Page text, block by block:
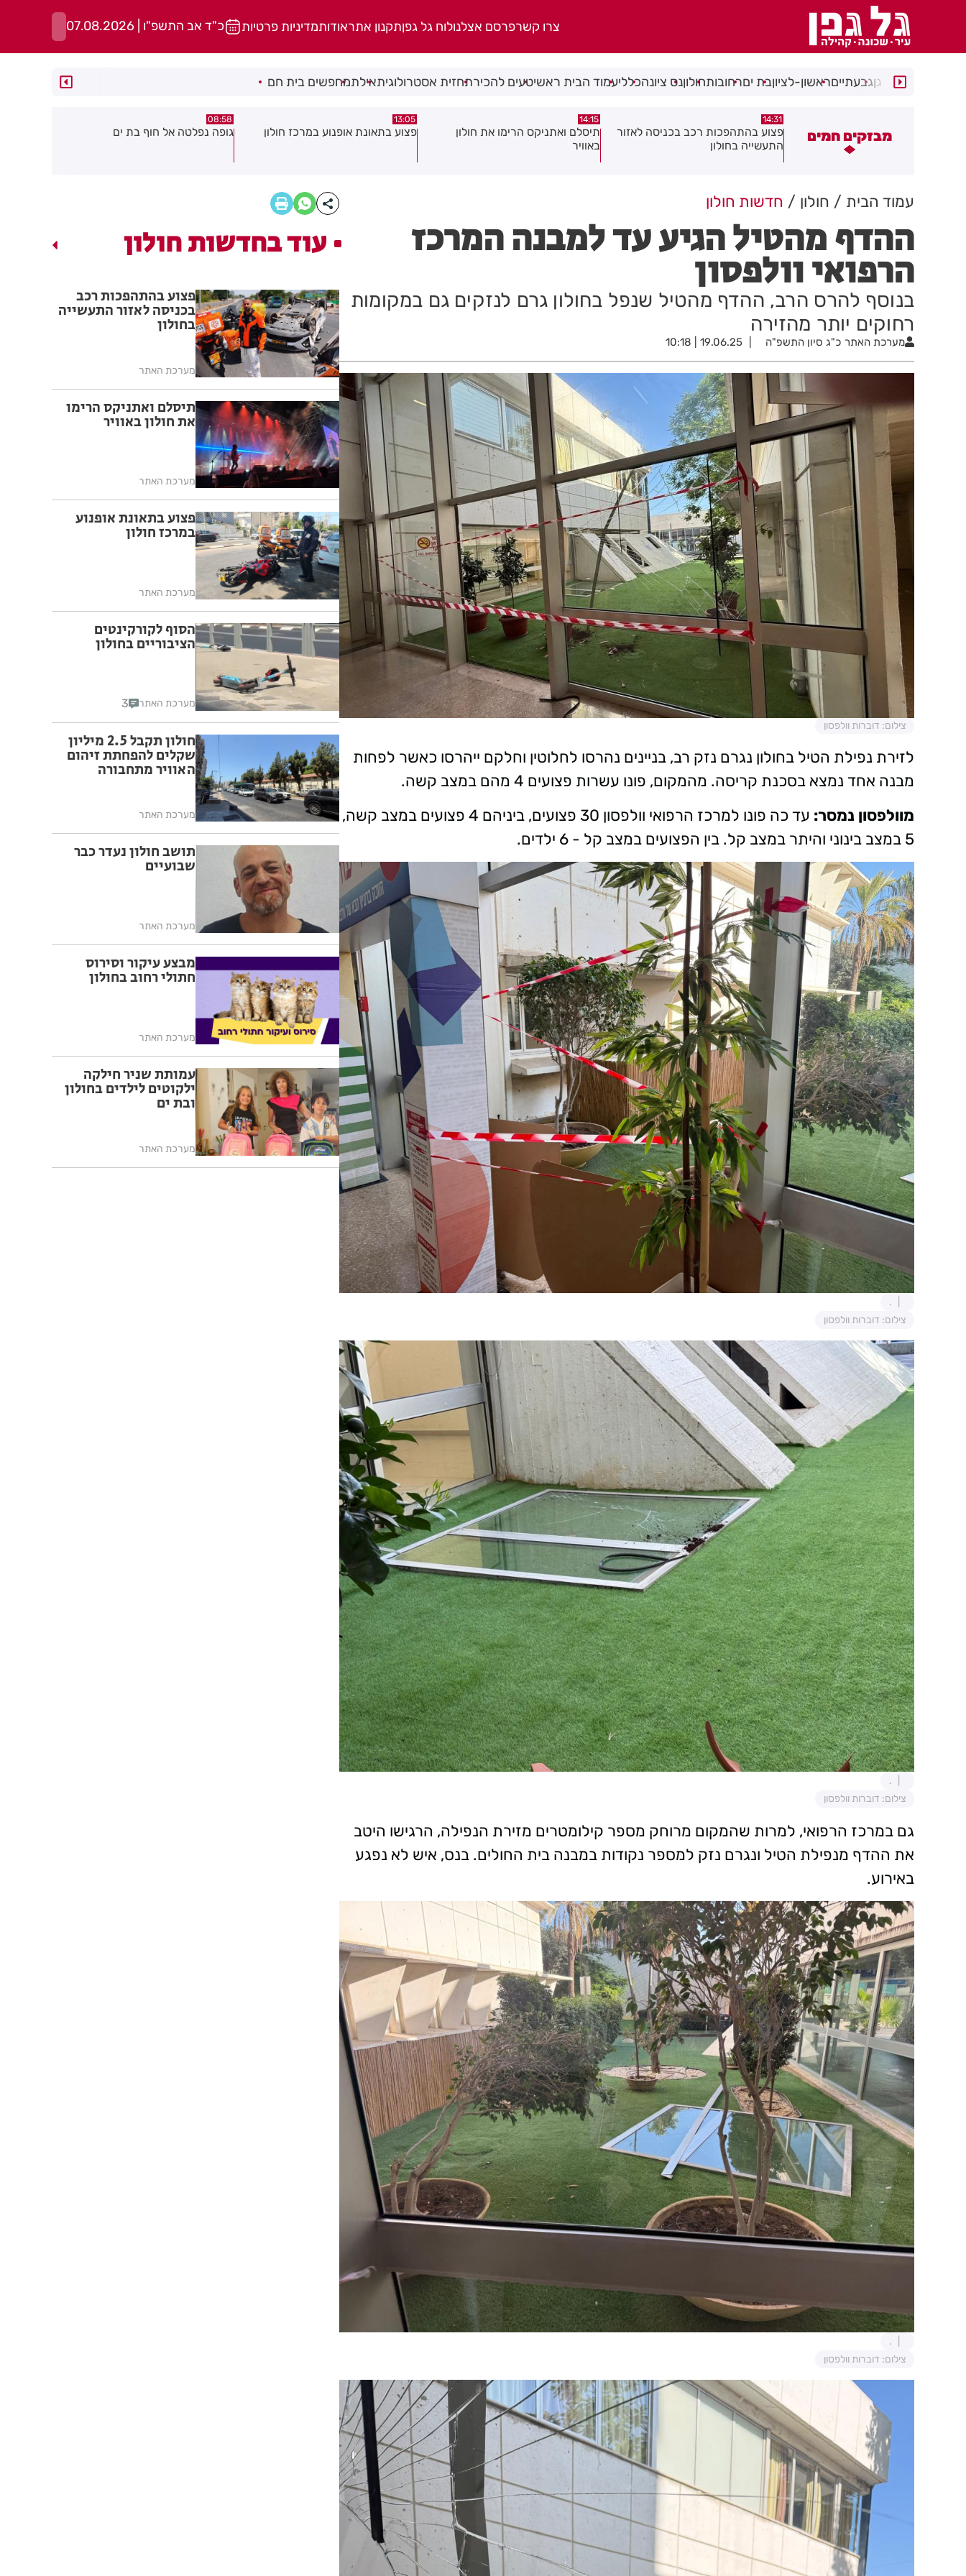
צרו קשרפרסם אצלנולוח גל גפןתקנון אתראודותמדיניות פרטיות כ"ד אב התשפ"ו | 07.08.2026
רמת גןגבעתייםראשון-לציוןבת יםרחובותחולוןנס ציונהכלליעמוד הבית ראשיטעים להכירתחזית אסטרולוגיתאילתמחפשים בית חם
מבזקים חמים
פצוע בהתהפכות רכב בכניסה לאזור
14:15
תיסלם ואתניקס הרימו את חולון
באוויר
13:05
פצוע בתאונת אופנוע במרכז חולון
08:58
גופה נפלטה אל חוף בת ים
08:29
חשד להצתה בשלושה מוקדים ברמת
עמוד הבית חולון חדשות חולון
ההדף מהטיל הגיע עד למבנה המרכז
הרפואי וולפסון
בנוסף להרס הרב, ההדף מהטיל שנפל בחולון גרם לנזקים גם במקומות
רחוקים יותר מהזירה
מערכת האתר כ"ג סיון התשפ"ה 19.06.25 | 10:18
צילום: דוברות וולפסון
לזירת נפילת הטיל בחולון נגרם נזק רב, בניינים נהרסו לחלוטין וחלקם ייהרסו כאשר לפחות
מבנה אחד נמצא בסכנת קריסה. מהמקום, פונו עשרות פצועים 4 מהם במצב קשה.
מוולפסון נמסר:
עד כה פונו למרכז הרפואי וולפסון 30 פצועים, ביניהם 4 פצועים במצב קשה,
5 במצב בינוני והיתר במצב קל. בין הפצועים במצב קל - 6 ילדים.
.
צילום: דוברות וולפסון
.
צילום: דוברות וולפסון
גם במרכז הרפואי, למרות שהמקום מרוחק מספר קילומטרים מזירת הנפילה, הרגישו היטב
את ההדף מנפילת הטיל ונגרם נזק למספר נקודות במבנה בית החולים. בנס, איש לא נפגע
באירוע.
.
צילום: דוברות וולפסון
עוד בחדשות חולון
פצוע בהתהפכות רכב
בכניסה לאזור התעשייה
בחולון
מערכת האתר
תיסלם ואתניקס הרימו
את חולון באוויר
מערכת האתר
פצוע בתאונת אופנוע
במרכז חולון
מערכת האתר
הסוף לקורקינטים
הציבוריים בחולון
מערכת האתר 3
חולון תקבל 2.5 מיליון
שקלים להפחתת זיהום
האוויר מתחבורה
מערכת האתר
תושב חולון נעדר כבר
שבועיים
מערכת האתר
מבצע עיקור וסירוס
חתולי רחוב בחולון
מערכת האתר
עמותת שניר חילקה
ילקוטים לילדים בחולון
ובת ים
מערכת האתר